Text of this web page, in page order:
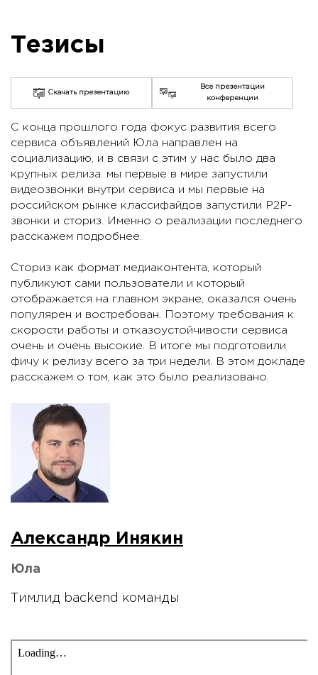
Тезисы
Скачать презентацию
Все презентации
конференции
С конца прошлого года фокус развития всего
сервиса объявлений Юла направлен на
социализацию, и в связи с этим у нас было два
крупных релиза: мы первые в мире запустили
видеозвонки внутри сервиса и мы первые на
российском рынке классифайдов запустили P2P-
звонки и сториз. Именно о реализации последнего
расскажем подробнее.
Сториз как формат медиаконтента, который
публикуют сами пользователи и который
отображается на главном экране, оказался очень
популярен и востребован. Поэтому требования к
скорости работы и отказоустойчивости сервиса
очень и очень высокие. В итоге мы подготовили
фичу к релизу всего за три недели. В этом докладе
расскажем о том, как это было реализовано.
Александр Инякин
Юла
Тимлид backend команды